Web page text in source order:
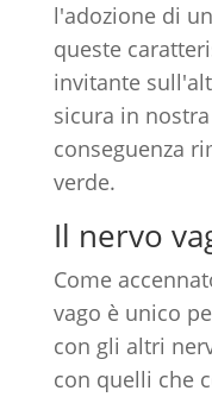
l'adozione di
queste
invitante
sicura in
conseguenza
verde.
Il nervo
Come
vago è unico
con gli altri
con quelli che